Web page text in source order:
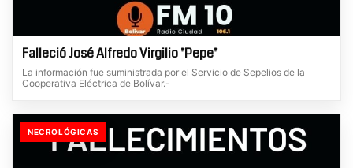
Falleció José Alfredo Virgilio "Pepe"
La información fue suministrada por el Servicio de Sepelios de la
Cooperativa Eléctrica de Bolívar.-
NECROLÓGICAS